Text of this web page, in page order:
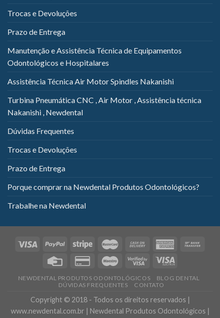
Trocas e Devoluções
Prazo de Entrega
Manutenção e Assistência Técnica de Equipamentos
Odontológicos e Hospitalares
Assistência Técnica Air Motor Spindles Nakanishi
Turbina Pneumática CNC , Air Motor , Assistência técnica
Nakanishi , Newdental
Dúvidas Frequentes
Trocas e Devoluções
Prazo de Entrega
Porque comprar na Newdental Produtos Odontológicos?
Trabalhe na Newdental
NEWDENTAL PRODUTOS ODONTOLÓGICOS
BLOG DENTAL
DÚVIDAS FREQUENTES
CONTATO
Copyright © 2018 - Todos os direitos reservados |
www.newdental.com.br | Newdental Produtos Odontológicos |